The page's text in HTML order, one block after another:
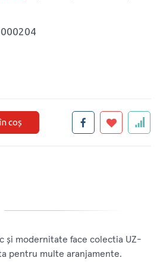
coș
și modernitate face colectia UZ-
pentru multe aranjamente.